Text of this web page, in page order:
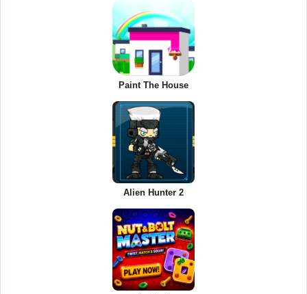
Paint The House
Alien Hunter 2